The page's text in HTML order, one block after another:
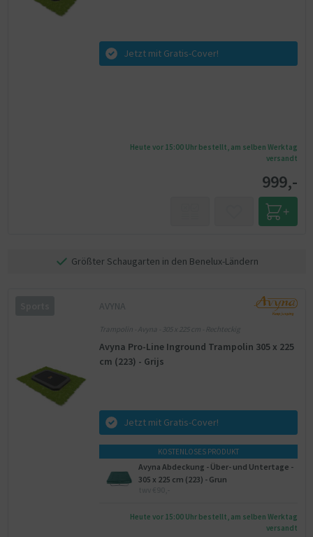
Jetzt mit Gratis-Cover!
Heute vor 15:00 Uhr bestellt, am selben Werktag
versandt
999,-
Größter Schaugarten in den Benelux-Ländern
AVYNA
Trampolin - Avyna - 305 x 225 cm - Rechteckig
Avyna Pro-Line Inground Trampolin 305 x 225
cm (223) - Grijs
Jetzt mit Gratis-Cover!
KOSTENLOSES PRODUKT
Avyna Abdeckung - Über- und Untertage -
305 x 225 cm (223) - Grun
Heute vor 15:00 Uhr bestellt, am selben Werktag
versandt